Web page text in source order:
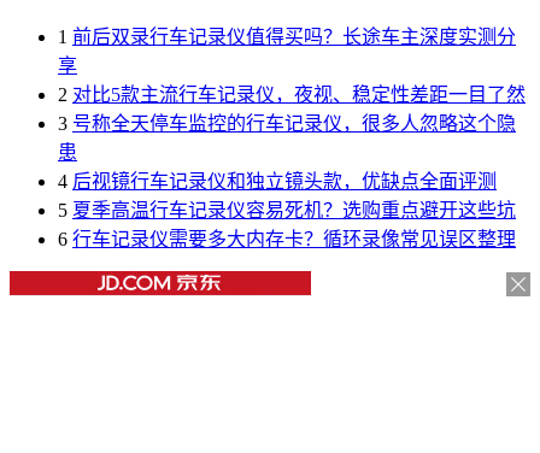
1 前后双录行车记录仪值得买吗？长途车主深度实测分
享
2 对比5款主流行车记录仪，夜视、稳定性差距一目了然
3 号称全天停车监控的行车记录仪，很多人忽略这个隐
患
4 后视镜行车记录仪和独立镜头款，优缺点全面评测
5 夏季高温行车记录仪容易死机？选购重点避开这些坑
6 行车记录仪需要多大内存卡？循环录像常见误区整理